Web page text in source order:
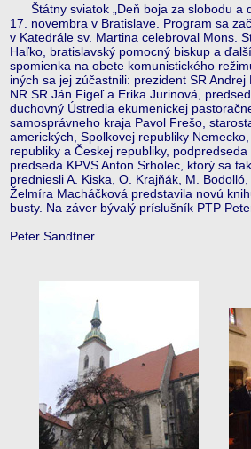
Štátny sviatok „Deň boja za slobodu a
17. novembra v Bratislave. Program sa
v Katedrále sv. Martina celebroval Mons.
Haľko, bratislavský pomocný biskup a
spomienka na obete komunistického
iných sa jej zúčastnili: prezident SR
NR SR Ján Figeľ a Erika Jurinová,
duchovný Ústredia ekumenickej
samosprávneho kraja Pavol Frešo,
amerických, Spolkovej republiky
republiky a Českej republiky,
predseda KPVS Anton Srholec, ktorý sa
predniesli A. Kiska, O. Krajňák, M.
Želmíra Macháčková predstavila novú
busty. Na záver bývalý príslušník PTP
Peter Sandtner